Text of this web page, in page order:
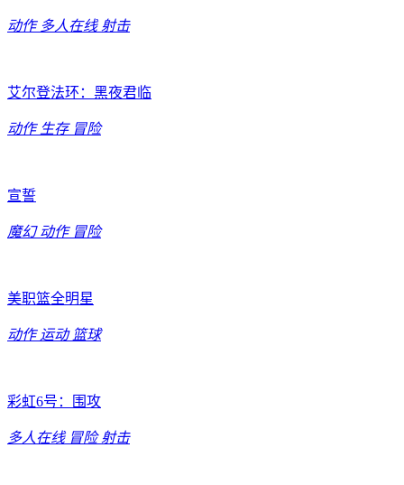
动作 多人在线 射击
艾尔登法环：黑夜君临
动作 生存 冒险
宣誓
魔幻 动作 冒险
美职篮全明星
动作 运动 篮球
彩虹6号：围攻
多人在线 冒险 射击